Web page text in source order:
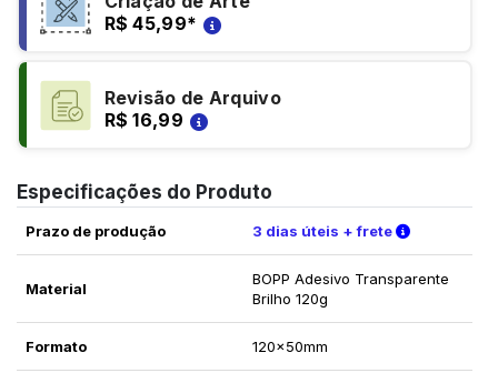
R$ 45,99*
Revisão de Arquivo
R$ 16,99
Especificações do Produto
Prazo de produção 3 dias úteis + frete Verifique
Material
BOPP Adesivo Transparente
Brilho 120g
Formato 120x50mm